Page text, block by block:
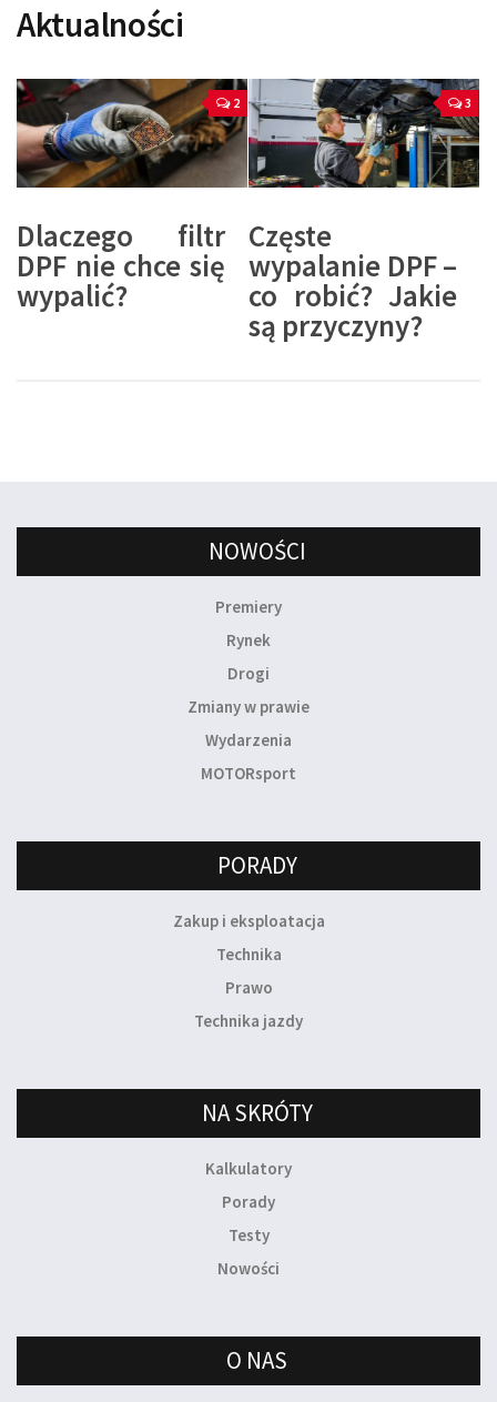
Aktualności
2
Dlaczego filtr
DPF nie chce się
wypalić?
3
Częste
wypalanie DPF –
co robić? Jakie
są przyczyny?
NOWOŚCI
Premiery
Rynek
Drogi
Zmiany w prawie
Wydarzenia
MOTORsport
PORADY
Zakup i eksploatacja
Technika
Prawo
Technika jazdy
NA SKRÓTY
Kalkulatory
Porady
Testy
Nowości
O NAS